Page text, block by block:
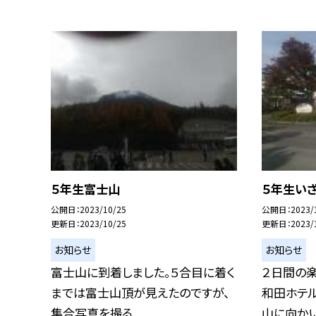
５年生富士山
公開日 2023/10/25
更新日 2023/10/25
お知らせ
富士山に到着しました。５合目に着く
までは富士山頂が見えたのですが、
５年生い
公開日
更新日
お知らせ
２日間の
和田ホテ